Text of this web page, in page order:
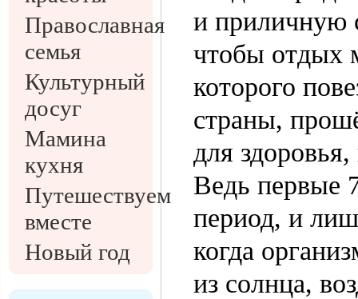
Православная
семья
Культурный
досуг
Мамина
кухня
Путешествуем
вместе
Новый год
и приличную
чтобы отдых
которого
страны,
для
Ведь первые
период, и
когда
из солнца,